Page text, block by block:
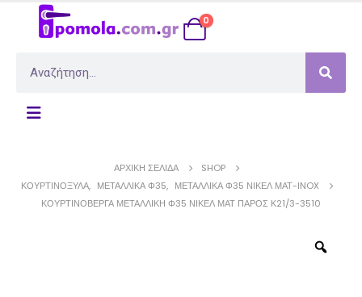
0
ΑΡΧΙΚΉ ΣΕΛΊΔΑ
SHOP
ΚΟΥΡΤΙΝΌΞΥΛΑ, ΜΕΤΑΛΛΙΚΆ Φ35, ΜΕΤΑΛΛΙΚΆ Φ35 ΝΊΚΕΛ ΜΆΤ-INOX
ΚΟΥΡΤΙΝΌΒΕΡΓΑ ΜΕΤΑΛΛΙΚΉ Φ35 ΝΊΚΕΛ ΜΑΤ ΠΆΡΟΣ Κ21/3-3510